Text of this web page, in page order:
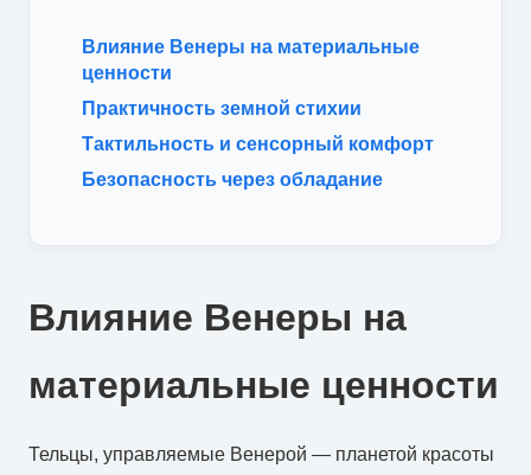
Влияние Венеры на материальные
ценности
Практичность земной стихии
Тактильность и сенсорный комфорт
Безопасность через обладание
Влияние Венеры на
материальные ценности
Тельцы, управляемые Венерой — планетой красоты